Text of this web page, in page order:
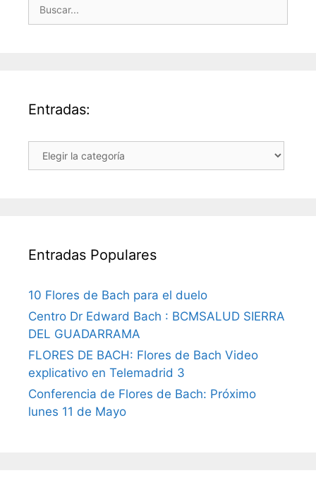
Entradas:
Entradas:
Entradas Populares
10 Flores de Bach para el duelo
Centro Dr Edward Bach : BCMSALUD SIERRA
DEL GUADARRAMA
FLORES DE BACH: Flores de Bach Video
explicativo en Telemadrid 3
Conferencia de Flores de Bach: Próximo
lunes 11 de Mayo